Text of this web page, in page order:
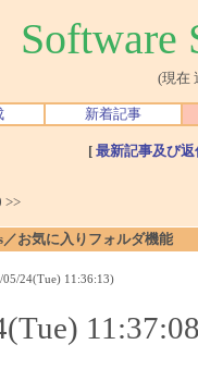
Software
(現在
新着記事
[ 最新記事及び
>>
お気に入りフォルダ機能
24(Tue) 11:36:13)